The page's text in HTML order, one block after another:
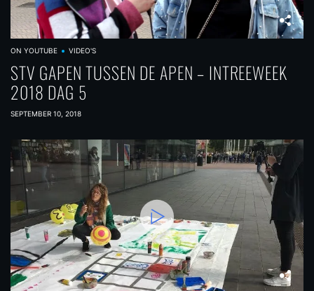
ON YOUTUBE VIDEO'S
STV GAPEN TUSSEN DE APEN – INTREEWEEK
2018 DAG 5
SEPTEMBER 10, 2018